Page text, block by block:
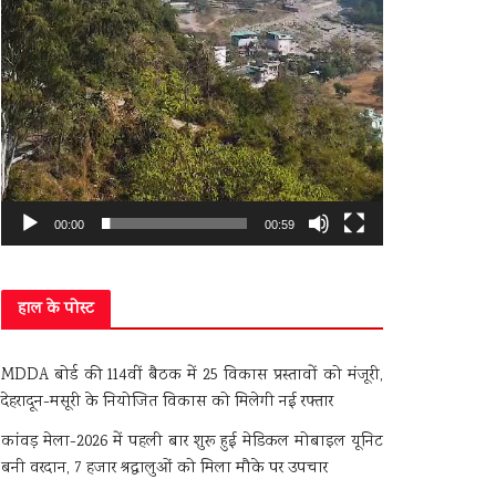
00:00 00:59
हाल के पोस्ट
MDDA बोर्ड की 114वीं बैठक में 25 विकास प्रस्तावों को मंजूरी,
देहरादून-मसूरी के नियोजित विकास को मिलेगी नई रफ्तार
कांवड़ मेला-2026 में पहली बार शुरू हुई मेडिकल मोबाइल यूनिट
बनी वरदान, 7 हजार श्रद्धालुओं को मिला मौके पर उपचार